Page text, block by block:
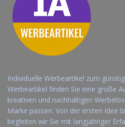
Individuelle Werbeartikel zum
Werbeartikel finden Sie eine große
kreativen und nachhaltigen
Marke passen. Von der ersten Idee
begleiten wir Sie mit langjähriger